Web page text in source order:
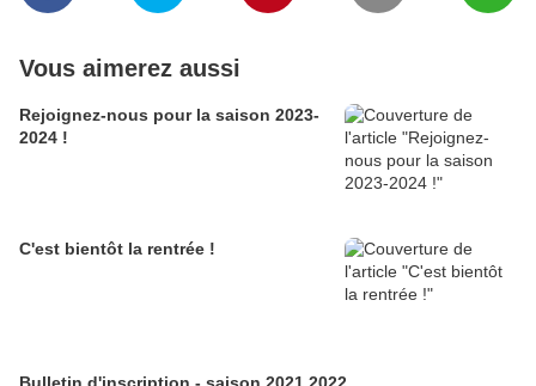
Vous aimerez aussi
Rejoignez-nous pour la saison 2023-
2024 !
C'est bientôt la rentrée !